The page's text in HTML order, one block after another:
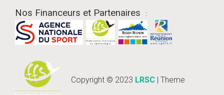
Nos Financeurs et Partenaires :
Copyright © 2023 LRSC | Theme